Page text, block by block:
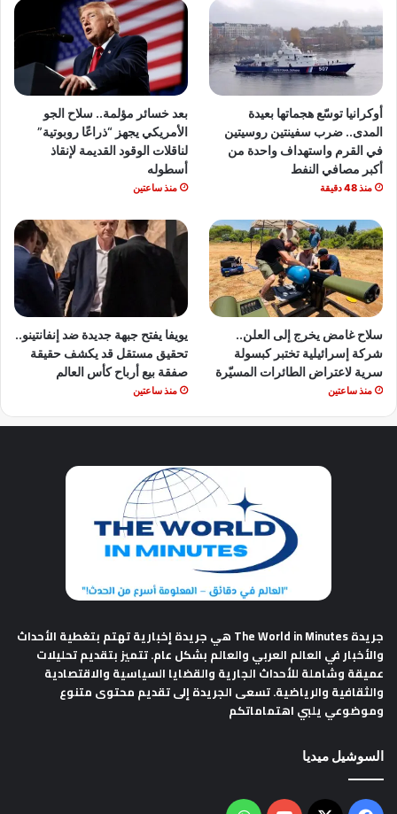
أوكرانيا توسّع هجماتها بعيدة
المدى.. ضرب سفينتين روسيتين
في القرم واستهداف واحدة من
أكبر مصافي النفط
منذ 48 دقيقة
بعد خسائر مؤلمة.. سلاح الجو
الأمريكي يجهز “ذراعًا روبوتية”
لناقلات الوقود القديمة لإنقاذ
أسطوله
منذ ساعتين
سلاح غامض يخرج إلى العلن..
شركة إسرائيلية تختبر كبسولة
سرية لاعتراض الطائرات المسيّرة
منذ ساعتين
يويفا يفتح جبهة جديدة ضد إنفانتينو..
تحقيق مستقل قد يكشف حقيقة
صفقة بيع أرباح كأس العالم
منذ ساعتين
جريدة The World in Minutes
هي جريدة إخبارية تهتم بتغطية الأحداث
والأخبار في العالم العربي والعالم بشكل عام. تتميز بتقديم تحليلات
عميقة وشاملة للأحداث الجارية والقضايا السياسية والاقتصادية
والثقافية والرياضية. تسعى الجريدة إلى تقديم محتوى متنوع
وموضوعي يلبي اهتماماتكم
السوشيل ميديا